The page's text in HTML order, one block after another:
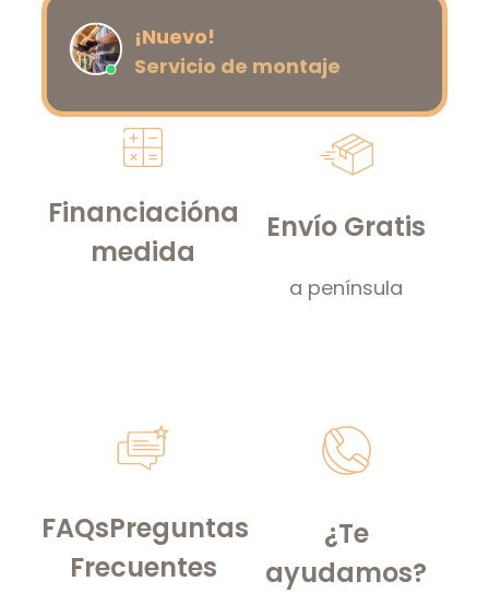
¡Nuevo!
Servicio de montaje
Financiacióna
medida
Envío Gratis
a península
FAQsPreguntas
Frecuentes
¿Te
ayudamos?